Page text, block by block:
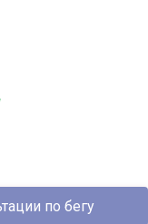
по бегу